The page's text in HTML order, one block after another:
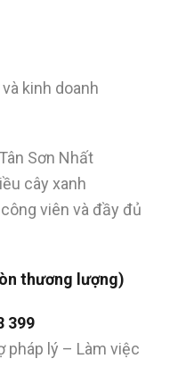
kinh doanh
Sơn Nhất
cây xanh
viên và đầy đủ
thương lượng)
399
pháp lý – Làm việc